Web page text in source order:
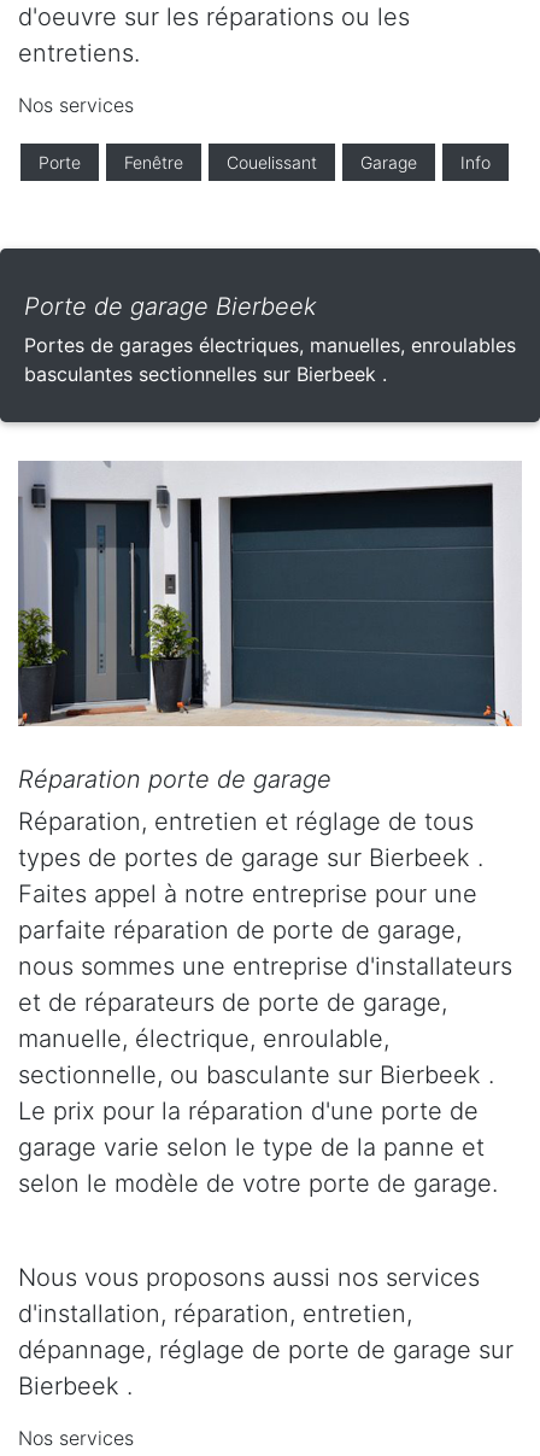
d'oeuvre sur les réparations ou les
entretiens.
Nos services
Porte Fenêtre Couelissant Garage Info
Porte de garage Bierbeek
Portes de garages électriques, manuelles, enroulables
basculantes sectionnelles sur Bierbeek .
Réparation porte de garage
Réparation, entretien et réglage de tous
types de portes de garage sur Bierbeek .
Faites appel à notre entreprise pour une
parfaite réparation de porte de garage,
nous sommes une entreprise d'installateurs
et de réparateurs de porte de garage,
manuelle, électrique, enroulable,
sectionnelle, ou basculante sur Bierbeek .
Le prix pour la réparation d'une porte de
garage varie selon le type de la panne et
selon le modèle de votre porte de garage.
Nous vous proposons aussi nos services
d'installation, réparation, entretien,
dépannage, réglage de porte de garage sur
Bierbeek .
Nos services